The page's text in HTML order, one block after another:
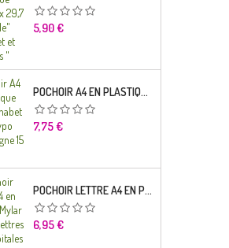
Prix
5,90 €
POCHOIR A4 EN PLASTIQUE MYLAR ALPHABET LETTRE TYPO RAVIE 30 MM
Prix
7,75 €
POCHOIR LETTRE A4 EN PLASTIQUE MYLAR ALPHABET LETTRES SCRIPT CAPITALES 25 MM
Prix
6,95 €